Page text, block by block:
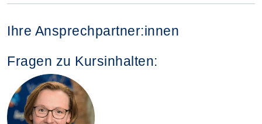
Ihre Ansprechpartner:innen
Fragen zu Kursinhalten: